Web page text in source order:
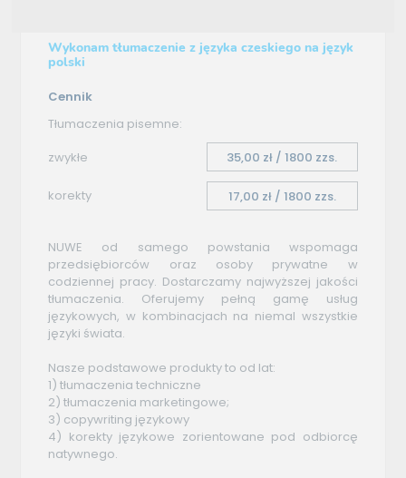
Wykonam tłumaczenie z języka czeskiego na język
polski
Cennik
Tłumaczenia pisemne:
zwykłe
35,00 zł / 1800 zzs.
korekty 17,00 zł / 1800 zzs.
NUWE od samego powstania wspomaga
przedsiębiorców oraz osoby prywatne w
codziennej pracy. Dostarczamy najwyższej jakości
tłumaczenia. Oferujemy pełną gamę usług
językowych, w kombinacjach na niemal wszystkie
języki świata.
Nasze podstawowe produkty to od lat:
1) tłumaczenia techniczne
2) tłumaczenia marketingowe;
3) copywriting językowy
4) korekty językowe zorientowane pod odbiorcę
natywnego.